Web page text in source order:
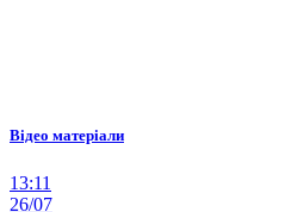
Відео матеріали
13:11
26/07